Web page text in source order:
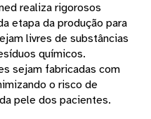
​​realiza rigorosos
etapa da produção para
livres de substâncias
químicos.
sejam fabricadas com
o risco de
pele dos pacientes.